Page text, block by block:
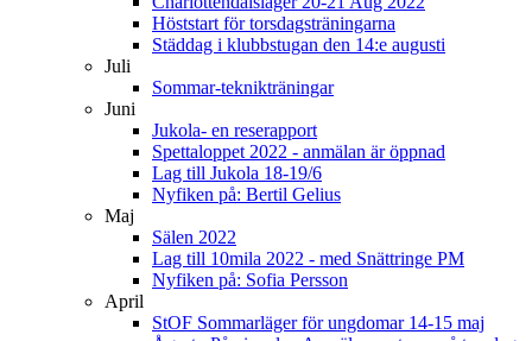
Höststart för torsdagsträningarna
Städdag i klubbstugan den 14:e augusti
Juli
Sommar-teknikträningar
Juni
Jukola- en reserapport
Spettaloppet 2022 - anmälan är öppnad
Lag till Jukola 18-19/6
Nyfiken på: Bertil Gelius
Maj
Sälen 2022
Lag till 10mila 2022 - med Snättringe PM
Nyfiken på: Sofia Persson
April
StOF Sommarläger för ungdomar 14-15 maj